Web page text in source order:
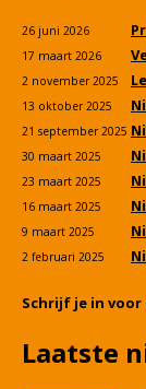
26 juni 2026
17 maart 2026
2 november 2025
13 oktober 2025
21 september 2025
30 maart 2025
23 maart 2025
16 maart 2025
9 maart 2025
2 februari 2025
Schrijf je in
Laatste